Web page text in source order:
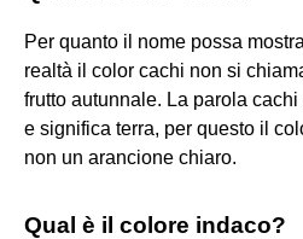
Per quanto il nome possa
realtà il color cachi non si
frutto autunnale. La parola
e significa terra, per questo il
non un arancione chiaro.
Qual è il colore indaco?